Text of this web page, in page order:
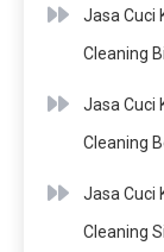
Jasa Cuci
Cleaning
Jasa Cuci
Cleaning
Jasa Cuci
Cleaning